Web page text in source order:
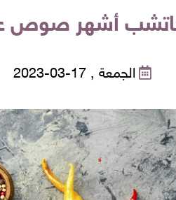
أشهر صوص
الجمعة , 17-03-2023